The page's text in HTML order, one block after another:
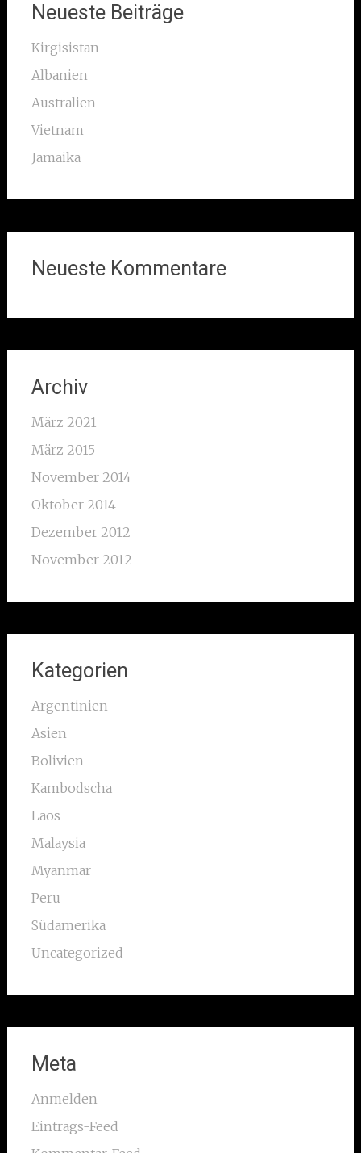
Neueste Beiträge
Kirgisistan
Albanien
Australien
Vietnam
Jamaika
Neueste Kommentare
Archiv
März 2021
März 2015
November 2014
Oktober 2014
Dezember 2012
November 2012
Kategorien
Argentinien
Asien
Bolivien
Kambodscha
Laos
Malaysia
Myanmar
Peru
Südamerika
Uncategorized
Meta
Anmelden
Eintrags-Feed